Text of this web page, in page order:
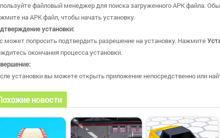
файловый менеджер для поиска загруженного APK файла.
на APK файл, чтобы начать установку.
установки:
может попросить подтвердить разрешение на установку. Нажмите
окончания процесса установки.
установки вы можете открыть приложение непосредственно или
новости